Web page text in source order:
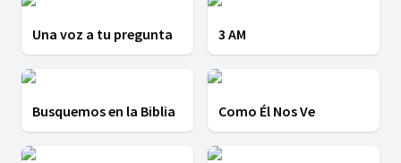
Una voz a tu pregunta 3 AM
Busquemos en la Biblia Como Él Nos Ve